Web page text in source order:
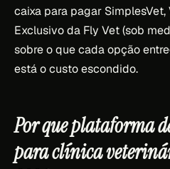
caixa para pagar SimplesVet,
Exclusivo da Fly Vet (sob
sobre o que cada opção
está o custo escondido.
Por que plataforma
para clínica